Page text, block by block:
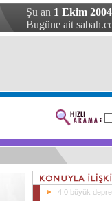
Şu an 1 Ekim
Bugüne ait
4.0 büyük